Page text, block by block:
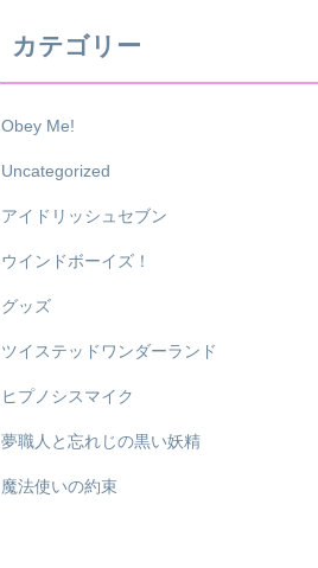
カテゴリー
Obey Me!
Uncategorized
アイドリッシュセブン
ウインドボーイズ！
グッズ
ツイステッドワンダーランド
ヒプノシスマイク
夢職人と忘れじの黒い妖精
魔法使いの約束